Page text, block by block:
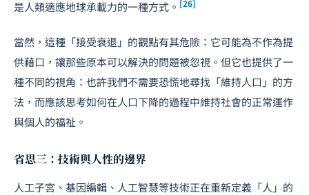
是人類適應地球承載力的一種方式。 [26]
當然，這種「接受衰退」的觀點有其危險：它可能為不作為提
供藉口，讓那些原本可以解決的問題被忽視。但它也提供了一
種不同的視角：也許我們不需要恐慌地尋找「維持人口」的方
法，而應該思考如何在人口下降的過程中維持社會的正常運作
與個人的福祉。
省思三：技術與人性的邊界
人工子宮、基因編輯、人工智慧等技術正在重新定義「人」的